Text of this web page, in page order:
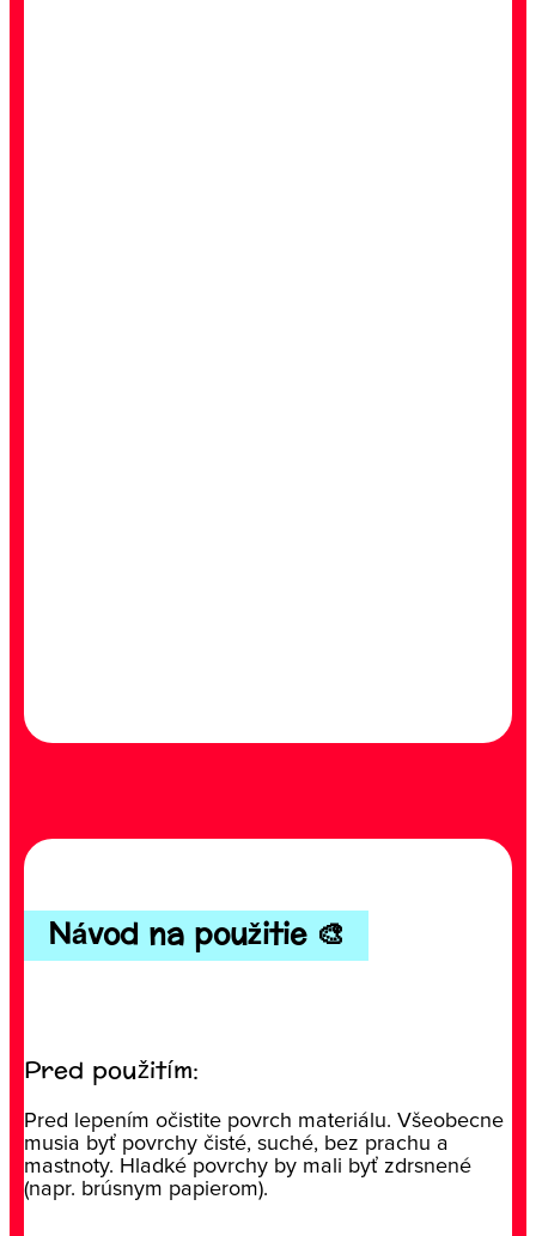
Návod na použitie 🎨
Pred použitím:
Pred lepením očistite povrch materiálu. Všeobecne
musia byť povrchy čisté, suché, bez prachu a
mastnoty. Hladké povrchy by mali byť zdrsnené
(napr. brúsnym papierom).